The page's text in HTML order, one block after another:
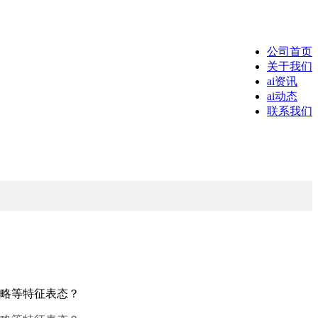
公司首页
关于我们
ai资讯
ai动态
联系我们
等特征表态？